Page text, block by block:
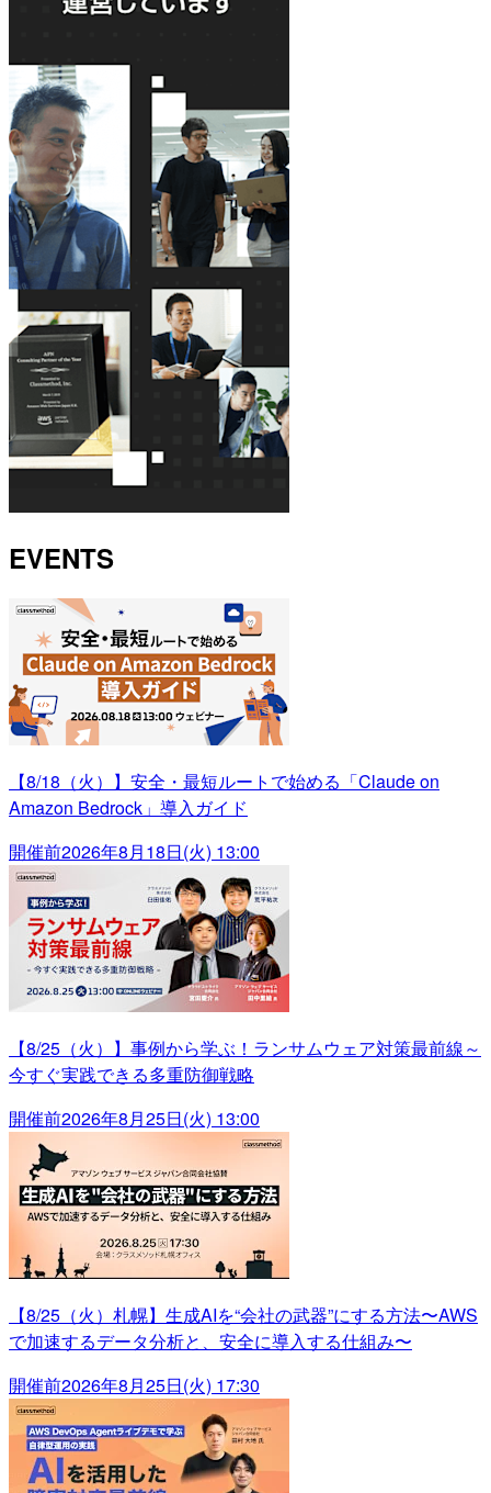
EVENTS
【8/18（火）】安全・最短ルートで始める「Claude on
Amazon Bedrock」導入ガイド
開催前2026年8月18日(火) 13:00
【8/25（火）】事例から学ぶ！ランサムウェア対策最前線～
今すぐ実践できる多重防御戦略
開催前2026年8月25日(火) 13:00
【8/25（火）札幌】生成AIを“会社の武器”にする方法〜AWS
で加速するデータ分析と、安全に導入する仕組み〜
開催前2026年8月25日(火) 17:30